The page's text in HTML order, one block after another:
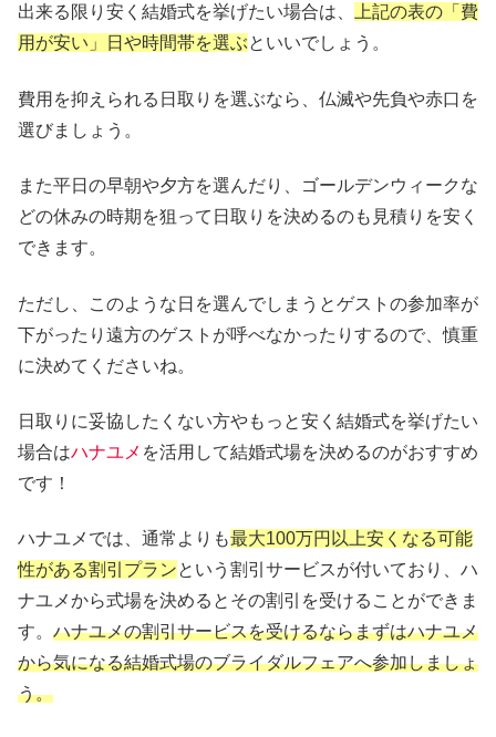
出来る限り安く結婚式を挙げたい場合は、 上記の表の「費
用が安い」日や時間帯を選ぶといいでしょう。
費用を抑えられる日取りを選ぶなら、仏滅や先負や赤口を
選びましょう。
また平日の早朝や夕方を選んだり、ゴールデンウィークな
どの休みの時期を狙って日取りを決めるのも見積りを安く
できます。
ただし、このような日を選んでしまうとゲストの参加率が
下がったり遠方のゲストが呼べなかったりするので、慎重
に決めてくださいね。
日取りに妥協したくない方やもっと安く結婚式を挙げたい
場合はハナユメ を活用して結婚式場を決めるのがおすすめ
です！
ハナユメでは、通常よりも最大100万円以上安くなる可能
性がある割引プランという割引サービスが付いており、ハ
ナユメから式場を決めるとその割引を受けることができま
す。 ハナユメの割引サービスを受けるならまずはハナユメ
から気になる結婚式場のブライダルフェアへ参加しましょ
う。